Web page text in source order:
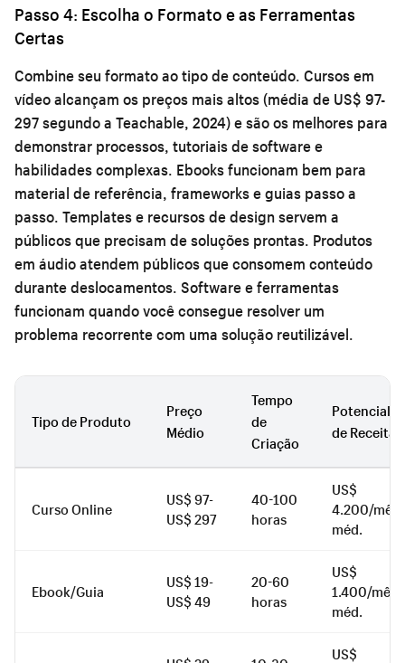
Passo 4: Escolha o Formato e as Ferramentas
Certas
Combine seu formato ao tipo de conteúdo. Cursos em
vídeo alcançam os preços mais altos (média de US$ 97-
297 segundo a Teachable, 2024) e são os melhores para
demonstrar processos, tutoriais de software e
habilidades complexas. Ebooks funcionam bem para
material de referência, frameworks e guias passo a
passo. Templates e recursos de design servem a
públicos que precisam de soluções prontas. Produtos
em áudio atendem públicos que consomem conteúdo
durante deslocamentos. Software e ferramentas
funcionam quando você consegue resolver um
problema recorrente com uma solução reutilizável.
Tipo de Produto
Preço
Médio
Tempo
de
Criação
Potencial
de Receita
Curso Online
US$ 97-
US$ 297
40-100
horas
US$
4.200/mês
méd.
Ebook/Guia
US$ 19-
US$ 49
20-60
horas
US$
1.400/mês
méd.
US$